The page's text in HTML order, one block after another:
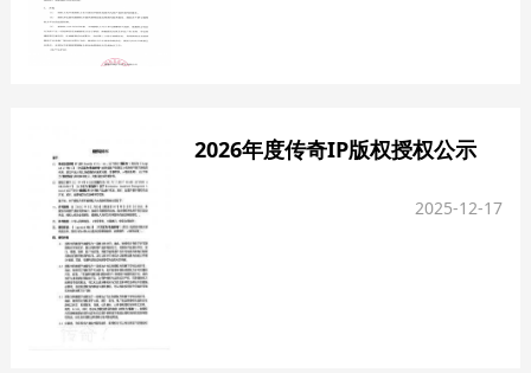
2026年度传奇IP版权授权公示
2025-12-17